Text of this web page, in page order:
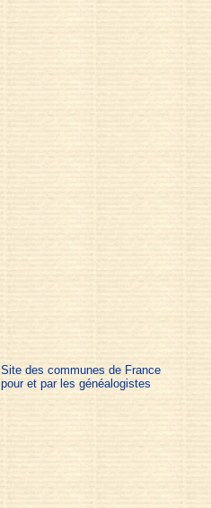
Site des communes de France
pour et par les généalogistes